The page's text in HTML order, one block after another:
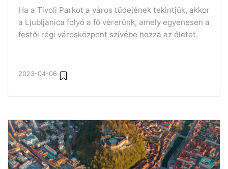
Ha a Tivoli Parkot a város tüdejének tekintjük, akkor
a Ljubljanica folyó a fő vérerünk, amely egyenesen a
festői régi városközpont szívébe hozza az életet.
2023-04-06